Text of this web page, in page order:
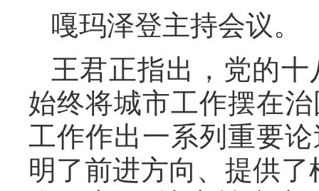
嘎玛泽登主持会议。
王君正指出，党的
始终将城市工作摆在
工作作出一系列重要
明了前进方向、提供